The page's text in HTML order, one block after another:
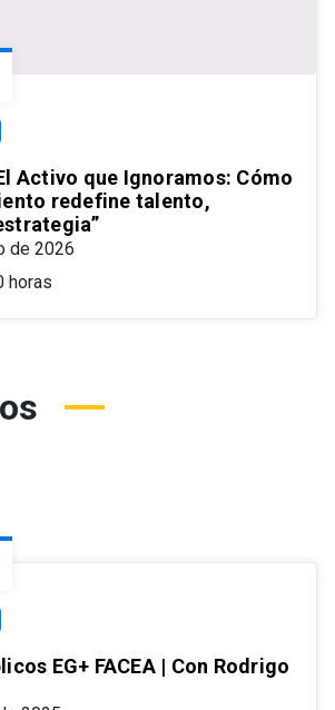
Activo que Ignoramos: Cómo
redefine talento,
de 2026
horas
EG+ FACEA | Con Rodrigo